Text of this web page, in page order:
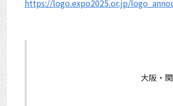
https://logo.expo2025.or.jp/
大阪・